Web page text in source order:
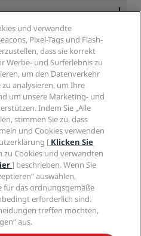
Engagement
UNSERE BELIEBTESTEN
und verwandte
Pixel-Tags und Flash-
dass sie korrekt
Werbe- und Surferlebnis zu
um den Datenverkehr
analysieren, um Ihre
um unsere Marketing- und
Indem Sie „Alle
stimmen Sie zu, dass
und Cookies verwenden
[ Klicken Sie
zu Cookies und verwandten
] beschrieben. Wenn Sie
auswählen,
für das ordnungsgemäße
erforderlich sind.
treffen möchten,
aus.